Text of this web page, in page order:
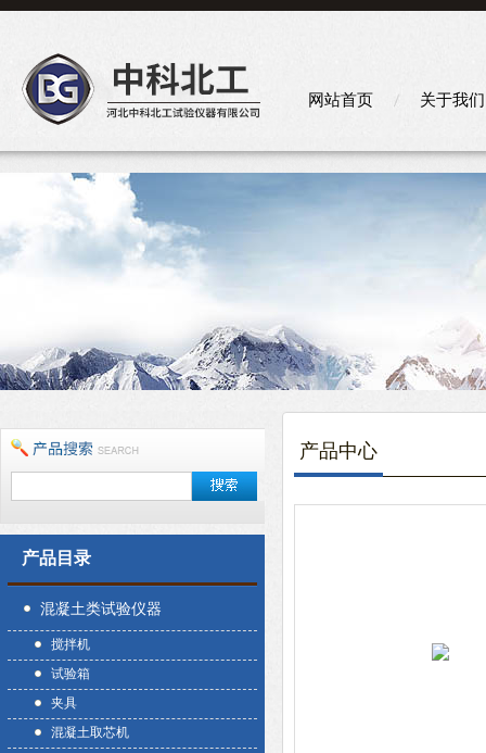
网站首页 关于我们
产品目录
混凝土类试验仪器
搅拌机
试验箱
夹具
混凝土取芯机
产品中心